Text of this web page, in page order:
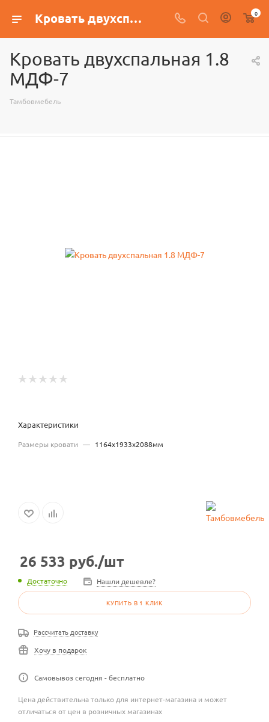
Кровать двухспальная 1.8 МДФ-7 0
Кровать двухспальная 1.8
МДФ-7
Тамбовмебель
Характеристики
Размеры кровати — 1164x1933x2088мм
26 533 руб./шт
Достаточно Нашли дешевле?
КУПИТЬ В 1 КЛИК
Рассчитать доставку
Хочу в подарок
Самовывоз сегодня - бесплатно
Цена действительна только для интернет-магазина и может
отличаться от цен в розничных магазинах